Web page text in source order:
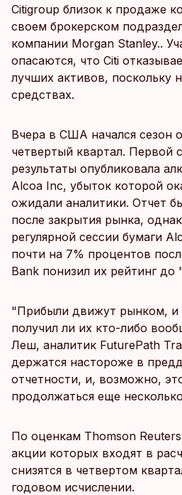
Citigroup близок к продаже
своем брокерском
компании Morgan Stanley..
опасаются, что Citi
лучших активов, поскольку
средствах.
Вчера в США начался сезон
четвертый квартал. Первой
результаты опубликовала
Alcoa Inc, убыток которой
ожидали аналитики. Отчет
после закрытия рынка,
регулярной сессии бумаги
почти на 7% процентов
Bank понизил их рейтинг до
"Прибыли движут рынком, и
получил ли их кто-либо
Леш, аналитик FuturePath
держатся настороже в
отчетности, и, возможно,
продолжаться еще
По оценкам Thomson
акции которых входят в
снизятся в четвертом
годовом исчислении.